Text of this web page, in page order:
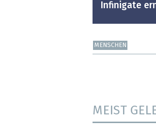
Infinigate
MENSCHEN
MEIST